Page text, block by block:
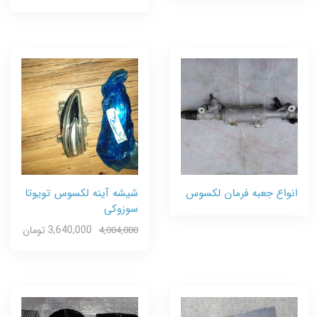
انواع جعبه فرمان لکسوس
شیشه آینه لکسوس تویوتا
سوزوکی
4,004,000 3,640,000 تومان